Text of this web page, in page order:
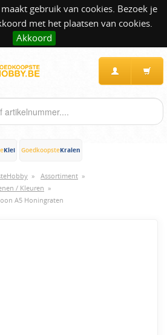
gebruik van cookies. Bezoek je
met het plaatsen van cookies.
Akkoord
Klei GoedkoopsteKralen
» Assortiment »
/ Kleuren »
A5 Honingraten